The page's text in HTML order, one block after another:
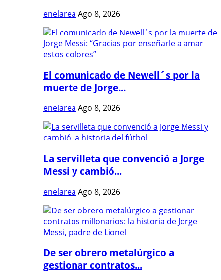
enelarea Ago 8, 2026
El comunicado de Newell´s por la
muerte de Jorge...
enelarea Ago 8, 2026
La servilleta que convenció a Jorge
Messi y cambió...
enelarea Ago 8, 2026
De ser obrero metalúrgico a
gestionar contratos...